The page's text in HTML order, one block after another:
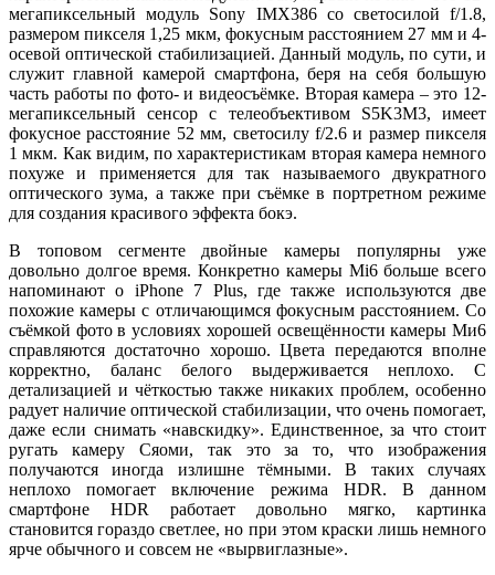
мегапиксельный модуль Sony IMX386 со светосилой f/1.8,
размером пикселя 1,25 мкм, фокусным расстоянием 27 мм и 4-
осевой оптической стабилизацией. Данный модуль, по сути, и
служит главной камерой смартфона, беря на себя большую
часть работы по фото- и видеосъёмке. Вторая камера – это 12-
мегапиксельный сенсор с телеобъективом S5K3M3, имеет
фокусное расстояние 52 мм, светосилу f/2.6 и размер пикселя
1 мкм. Как видим, по характеристикам вторая камера немного
похуже и применяется для так называемого двукратного
оптического зума, а также при съёмке в портретном режиме
для создания красивого эффекта бокэ.
В топовом сегменте двойные камеры популярны уже
довольно долгое время. Конкретно камеры Mi6 больше всего
напоминают о iPhone 7 Plus, где также используются две
похожие камеры с отличающимся фокусным расстоянием. Со
съёмкой фото в условиях хорошей освещённости камеры Ми6
справляются достаточно хорошо. Цвета передаются вполне
корректно, баланс белого выдерживается неплохо. С
детализацией и чёткостью также никаких проблем, особенно
радует наличие оптической стабилизации, что очень помогает,
даже если снимать «навскидку». Единственное, за что стоит
ругать камеру Сяоми, так это за то, что изображения
получаются иногда излишне тёмными. В таких случаях
неплохо помогает включение режима HDR. В данном
смартфоне HDR работает довольно мягко, картинка
становится гораздо светлее, но при этом краски лишь немного
ярче обычного и совсем не «вырвиглазные».